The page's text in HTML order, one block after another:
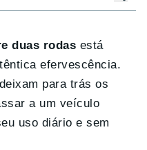
duas rodas está
efervescência.
para trás os
a um veículo
uso diário e sem